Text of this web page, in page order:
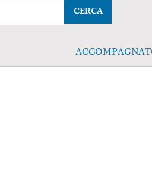
CERCA